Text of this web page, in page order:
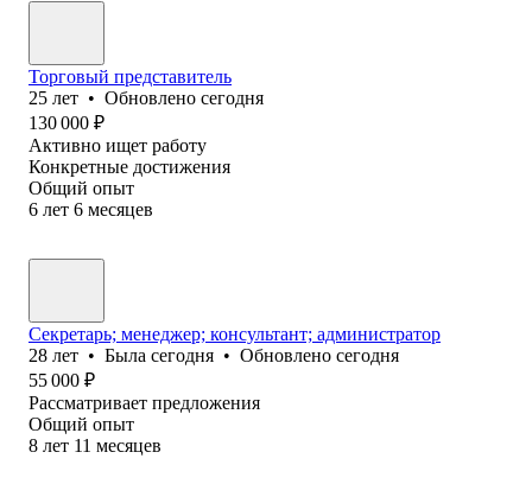
Торговый представитель
25 лет • Обновлено сегодня
130 000 ₽
Активно ищет работу
Конкретные достижения
Общий опыт
6 лет 6 месяцев
Секретарь; менеджер; консультант; администратор
28 лет • Была сегодня • Обновлено сегодня
55 000 ₽
Рассматривает предложения
Общий опыт
8 лет 11 месяцев